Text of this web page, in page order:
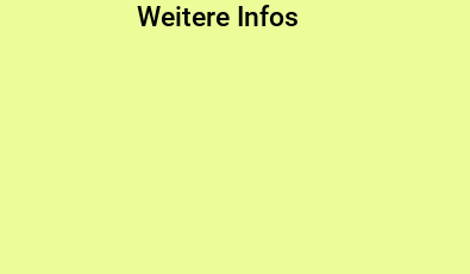
Weitere Infos